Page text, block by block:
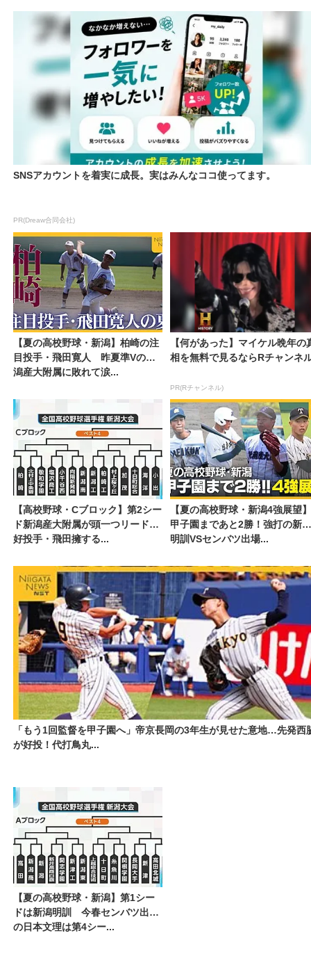
SNSアカウントを着実に成長。実はみんなココ使ってます。
PR(Dreaw合同会社)
【夏の高校野球・新潟】柏崎の注
目投手・飛田寛人 昨夏準Vの新
潟産大附属に敗れて涙...
【何があった】マイケル晩年の
相を無料で見るならRチャンネ
PR(Rチャンネル)
【高校野球・Cブロック】第2シー
ド新潟産大附属が頭一つリード
好投手・飛田擁する...
【夏の高校野球・新潟4強展望】
甲子園まであと2勝！強打の新潟
明訓VSセンバツ出場...
「もう1回監督を甲子園へ」帝京長岡の3年生が見せた意地…先発西
が好投！代打鳥丸...
【夏の高校野球・新潟】第1シー
ドは新潟明訓 今春センバツ出場
の日本文理は第4シー...